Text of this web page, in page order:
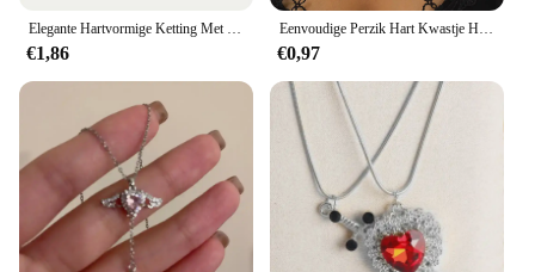
Elegante Hartvormige Ketting Met Rode Roze Hanger-Perfect Romantisch Cadeau Voor Jubilea, Vakantiesniche-Stijl, Voortreffelijk
€1,86
Eenvoudige Perzik Hart Kwastje Hanger Slot Been Ketting Voor Dames 2023 Goudkleurige Metalen Holle Kruis Ketting Meisjes Mode Sieraden
€0,97